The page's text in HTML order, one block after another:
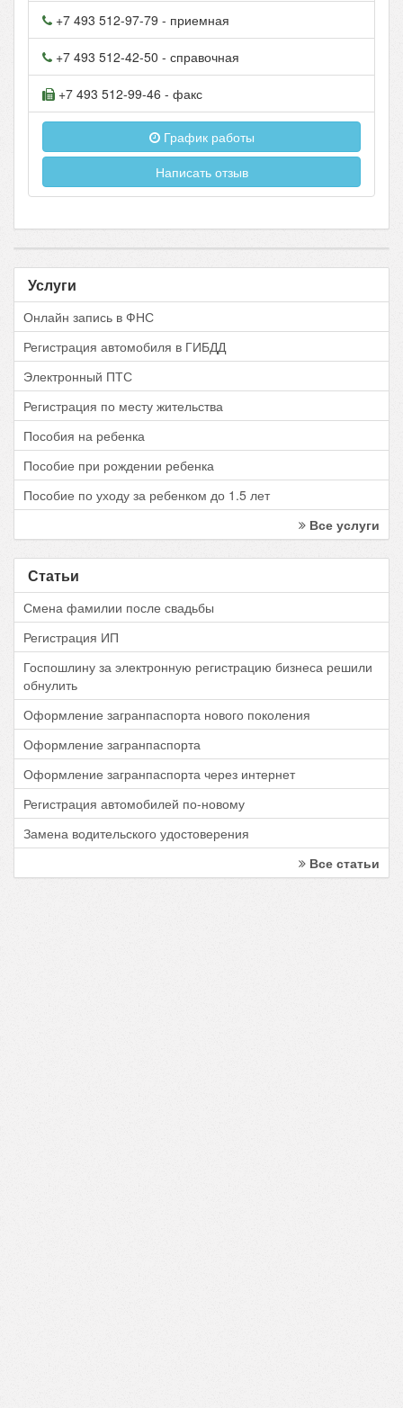
+7 493 512-97-79 - приемная
+7 493 512-42-50 - справочная
+7 493 512-99-46 - факс
График работы
Написать отзыв
Услуги
Онлайн запись в ФНС
Регистрация автомобиля в ГИБДД
Электронный ПТС
Регистрация по месту жительства
Пособия на ребенка
Пособие при рождении ребенка
Пособие по уходу за ребенком до 1.5 лет
Все услуги
Статьи
Смена фамилии после свадьбы
Регистрация ИП
Госпошлину за электронную регистрацию бизнеса решили
обнулить
Оформление загранпаспорта нового поколения
Оформление загранпаспорта
Оформление загранпаспорта через интернет
Регистрация автомобилей по-новому
Замена водительского удостоверения
Все статьи